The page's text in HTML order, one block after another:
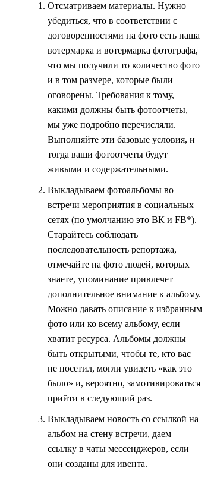
Отсматриваем материалы. Нужно
убедиться, что в соответствии с
договоренностями на фото есть наша
вотермарка и вотермарка фотографа,
что мы получили то количество фото
и в том размере, которые были
оговорены. Требования к тому,
какими должны быть фотоотчеты,
мы уже подробно перечисляли.
Выполняйте эти базовые условия, и
тогда ваши фотоотчеты будут
живыми и содержательными.
Выкладываем фотоальбомы во
встречи мероприятия в социальных
сетях (по умолчанию это ВК и FB*).
Старайтесь соблюдать
последовательность репортажа,
отмечайте на фото людей, которых
знаете, упоминание привлечет
дополнительное внимание к альбому.
Можно давать описание к избранным
фото или ко всему альбому, если
хватит ресурса. Альбомы должны
быть открытыми, чтобы те, кто вас
не посетил, могли увидеть «как это
было» и, вероятно, замотивироваться
прийти в следующий раз.
Выкладываем новость со ссылкой на
альбом на стену встречи, даем
ссылку в чаты мессенджеров, если
они созданы для ивента.